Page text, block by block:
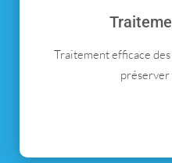
Traitement efficace
préserver